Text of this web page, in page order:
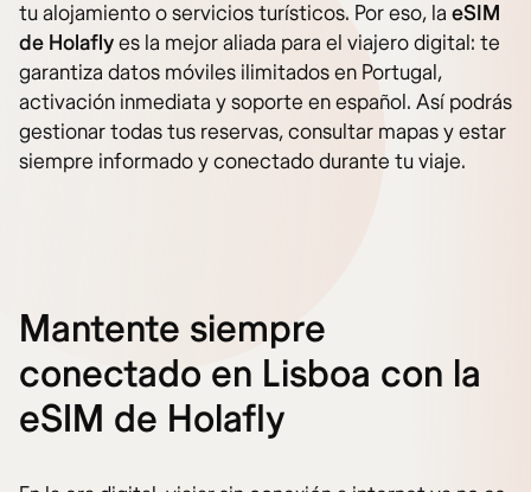
tu alojamiento o servicios turísticos. Por eso, la eSIM
de Holaflyes la mejor aliada para el viajero digital: te
garantiza datos móviles ilimitados en Portugal,
activación inmediata y soporte en español. Así podrás
gestionar todas tus reservas, consultar mapas y estar
siempre informado y conectado durante tu viaje.
Mantente siempre
conectado en Lisboa con la
eSIM de Holafly